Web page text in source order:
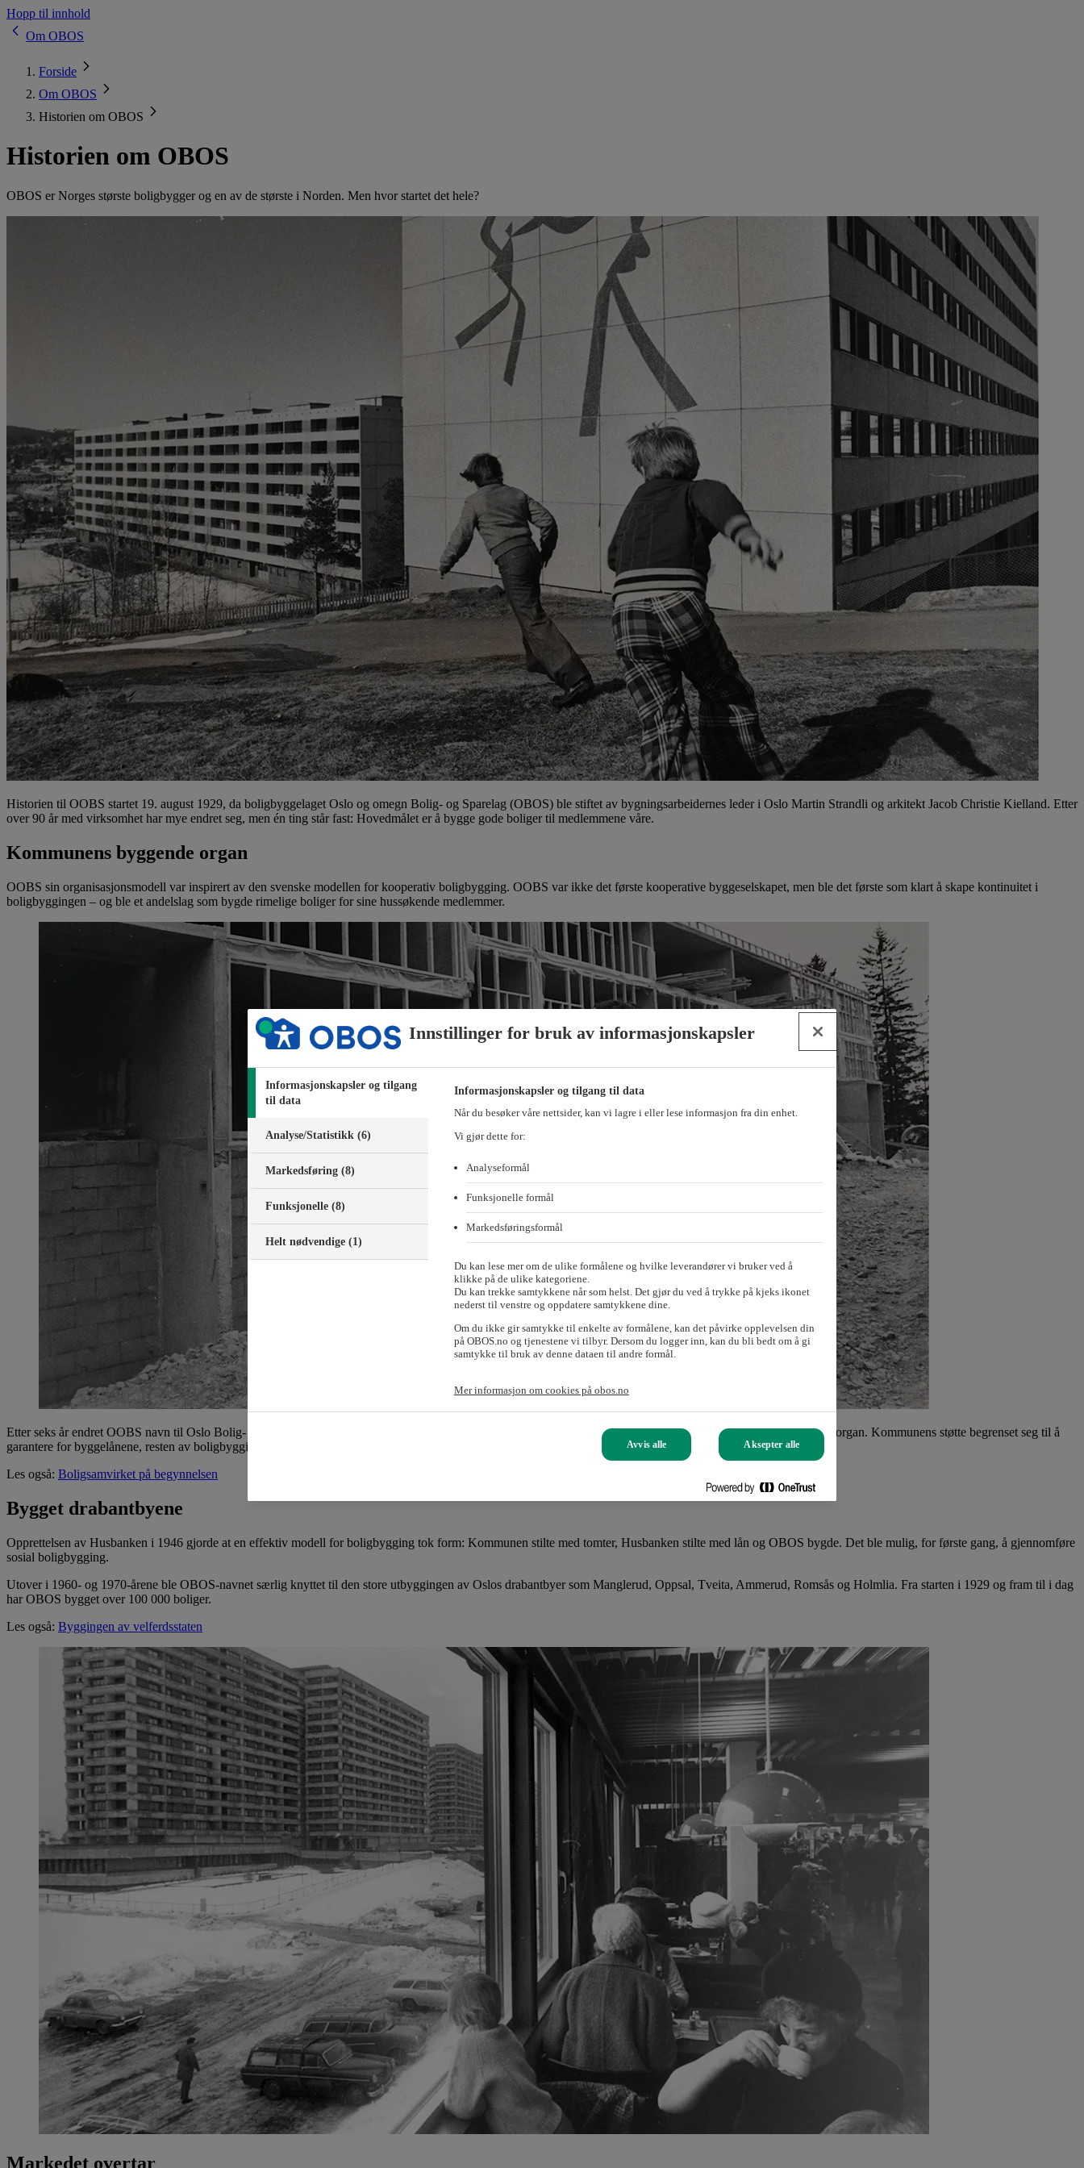
Hopp til innhold
Om OBOS
Forside
Om OBOS
Historien om OBOS
Historien om OBOS
OBOS er Norges største boligbygger og en av de største i Norden. Men hvor startet det hele?
Historien til OOBS startet 19. august 1929, da boligbyggelaget Oslo og omegn Bolig- og Sparelag (OBOS) ble stiftet av bygningsarbeidernes leder i Oslo Martin Strandli og arkitekt Jacob Christie Kielland. Etter
over 90 år med virksomhet har mye endret seg, men én ting står fast: Hovedmålet er å bygge gode boliger til medlemmene våre.
Kommunens byggende organ
OOBS sin organisasjonsmodell var inspirert av den svenske modellen for kooperativ boligbygging. OOBS var ikke det første kooperative byggeselskapet, men ble det første som klart å skape kontinuitet i
boligbyggingen – og ble et andelslag som bygde rimelige boliger for sine hussøkende medlemmer.
Etter seks år endret OOBS navn til Oslo Bolig- og Sparelag (OBOS), og boligbyggelaget inngikk en avtale med Oslo kommune om å være kommunens byggende organ. Kommunens støtte begrenset seg til å
garantere for byggelånene, resten av boligbyggingen foregikk på markedets premisser.
Les også: Boligsamvirket på begynnelsen
Bygget drabantbyene
Opprettelsen av Husbanken i 1946 gjorde at en effektiv modell for boligbygging tok form: Kommunen stilte med tomter, Husbanken stilte med lån og OBOS bygde. Det ble mulig, for første gang, å gjennomføre
sosial boligbygging.
Utover i 1960- og 1970-årene ble OBOS-navnet særlig knyttet til den store utbyggingen av Oslos drabantbyer som Manglerud, Oppsal, Tveita, Ammerud, Romsås og Holmlia. Fra starten i 1929 og fram til i dag
har OBOS bygget over 100 000 boliger.
Les også: Byggingen av velferdsstaten
Markedet overtar
Innstillinger for bruk av informasjonskapsler
Informasjonskapsler og tilgang
til data
Analyse/Statistikk (6)
Markedsføring (8)
Funksjonelle (8)
Helt nødvendige (1)
Informasjonskapsler og tilgang til data
Når du besøker våre nettsider, kan vi lagre i eller lese informasjon fra din enhet.
Vi gjør dette for:
Analyseformål
Funksjonelle formål
Markedsføringsformål
Du kan lese mer om de ulike formålene og hvilke leverandører vi bruker ved å
klikke på de ulike kategoriene.
Du kan trekke samtykkene når som helst. Det gjør du ved å trykke på kjeks ikonet
nederst til venstre og oppdatere samtykkene dine.
Om du ikke gir samtykke til enkelte av formålene, kan det påvirke opplevelsen din
på OBOS.no og tjenestene vi tilbyr. Dersom du logger inn, kan du bli bedt om å gi
samtykke til bruk av denne dataen til andre formål.
Mer informasjon om cookies på obos.no
Avvis alle Aksepter alle